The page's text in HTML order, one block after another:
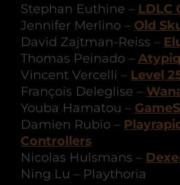
Stephan Euthine – LDLC
Jennifer Merlino – Old
David Zajtman-Reiss –
Thomas Peinado –
Vincent Vercelli – Level
François Deleglise –
Youba Hamatou –
Damien Rubio –
Controllers
Nicolas Hulsmans –
Ning Lu – Playthoria